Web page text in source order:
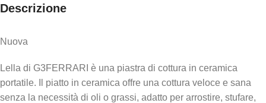
Descrizione
Nuova
Lella di G3FERRARI è una piastra di cottura in ceramica
portatile. Il piatto in ceramica offre una cottura veloce e sana
senza la necessità di oli o grassi, adatto per arrostire, stufare,